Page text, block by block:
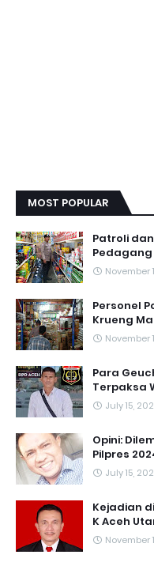
MOST POPULAR
Patroli
Pedagang
November
Personel
Krueng
November
Para
Terpaksa
July 15,
Opini:
Pilpres
July 15,
Kejadian
K Aceh
November